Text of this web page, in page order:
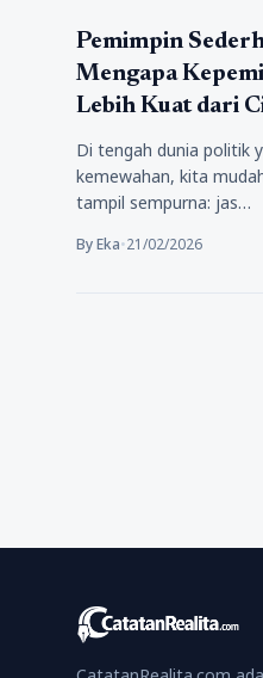
Politik
Pemimpin
Mengapa
Lebih Kuat dari
Di tengah dunia politik
kemewahan, kita
tampil sempurna: jas…
By Eka•21/02/2026